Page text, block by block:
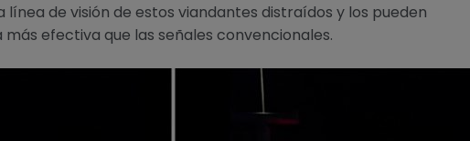
línea de visión de estos viandantes distraídos y los pueden
efectiva que las señales convencionales.